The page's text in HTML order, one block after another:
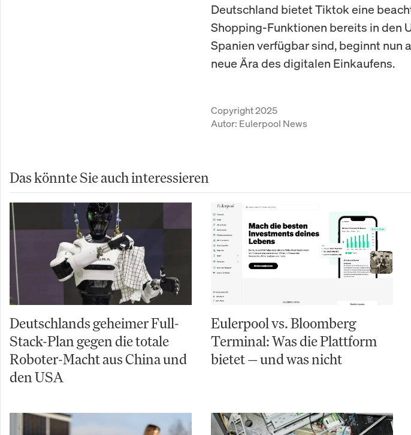
Deutschland bietet Tiktok eine
Shopping-Funktionen bereits in den
Spanien verfügbar sind, beginnt nun
neue Ära des digitalen Einkaufens.
Copyright 2025
Autor: Eulerpool News
Das könnte Sie auch interessieren
Deutschlands geheimer Full-
Stack-Plan gegen die totale
Roboter-Macht aus China und
den USA
Eulerpool vs. Bloomberg
Terminal: Was die Plattform
bietet — und was nicht